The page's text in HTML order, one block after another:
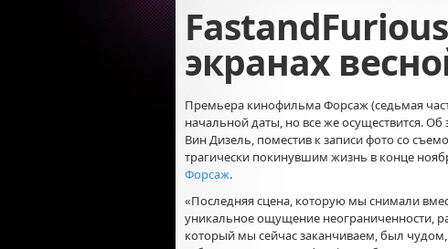
экранах
Премьера кинофильма Форсаж (седьмая
начальной даты, но все же осуществится.Об
Вин Дизель, поместив к записи фото со
трагически покинувшим жизнь в конце
Форсаж.
«Последняя сцена, которую мы снимали
уникальное ощущение неограниченности,
который мы сейчас заканчиваем, был